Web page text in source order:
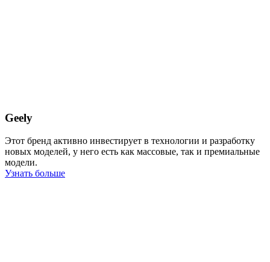
Geely
Этот бренд активно инвестирует в технологии и разработку
новых моделей, у него есть как массовые, так и премиальные
модели.
Узнать больше